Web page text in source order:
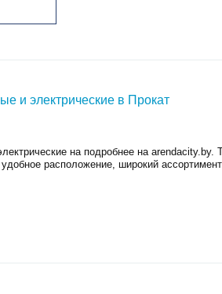
и электрические в Прокат
на подробнее на
расположение, широкий